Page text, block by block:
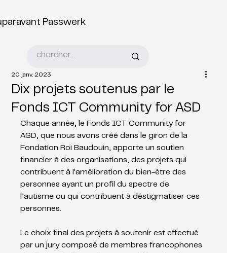
Passwerk
Dix projets soutenus par le
Fonds ICT Community for ASD
20 janv. 2023
Chaque année, le Fonds ICT Community for
ASD, que nous avons créé dans le giron de la
Fondation Roi Baudouin, apporte un soutien
financier à des organisations, des projets qui
contribuent à l'amélioration du bien-être des
personnes ayant un profil du spectre de
l’autisme ou qui contribuent à déstigmatiser ces
personnes.
Le choix final des projets à soutenir est effectué
par un jury composé de membres francophones